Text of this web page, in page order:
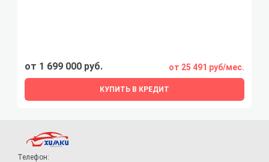
от 1 699 000 руб. от 25 491 руб/мес.
КУПИТЬ В КРЕДИТ
Телефон: